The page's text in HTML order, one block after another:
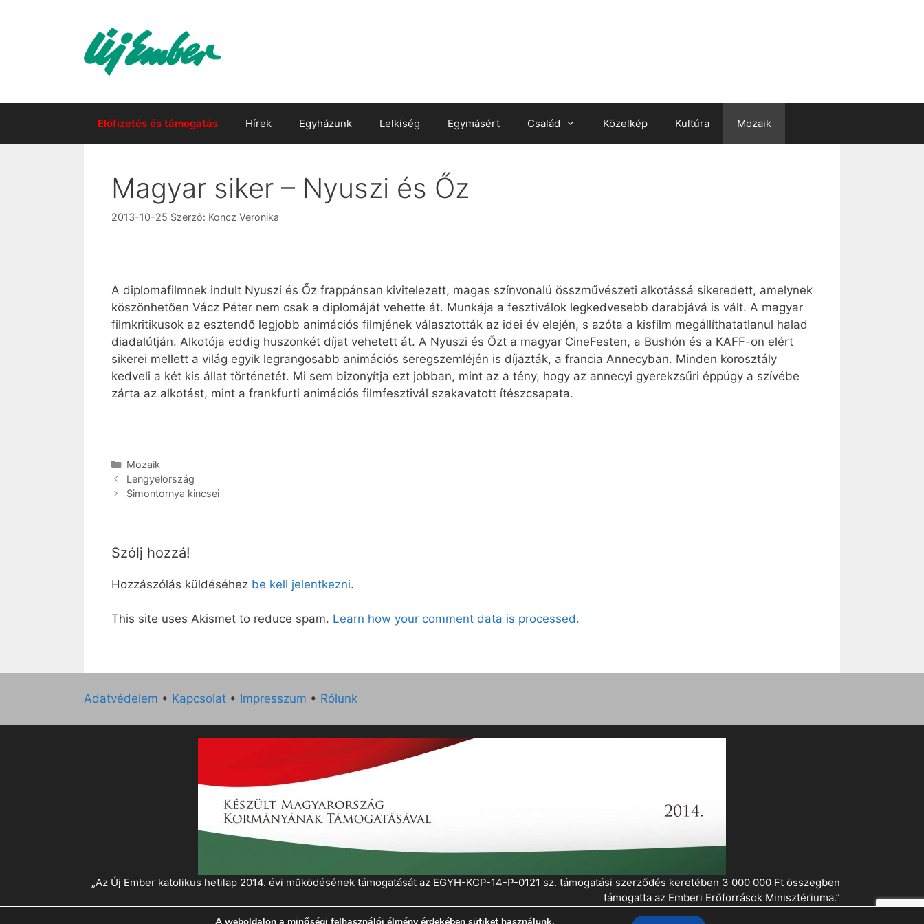
Előfizetés és támogatás Hírek Egyházunk Lelkiség Egymásért Család Közelkép Kultúra Mozaik
Magyar siker – Nyuszi és Őz
2013-10-25 Szerző: Koncz Veronika
A diplomafilmnek indult Nyuszi és Őz frappánsan kivitelezett, magas színvonalú összművészeti alkotássá sikeredett, amelynek
köszönhetően Vácz Péter nem csak a diplomáját vehette át. Munkája a fesztiválok legkedvesebb darabjává is vált. A magyar
filmkritikusok az esztendő legjobb animációs filmjének választották az idei év elején, s azóta a kisfilm megállíthatatlanul halad
diadalútján. Alkotója eddig huszonkét díjat vehetett át. A Nyuszi és Őzt a magyar CineFesten, a Bushón és a KAFF-on elért
sikerei mellett a világ egyik legrangosabb animációs seregszemléjén is díjazták, a francia Annecyban. Minden korosztály
kedveli a két kis állat történetét. Mi sem bizonyítja ezt jobban, mint az a tény, hogy az annecyi gyerekzsűri éppúgy a szívébe
zárta az alkotást, mint a frankfurti animációs filmfesztivál szakavatott ítészcsapata.
Kategória
Mozaik
Lengyelország
Simontornya kincsei
Szólj hozzá!
Hozzászólás küldéséhez be kell jelentkezni.
This site uses Akismet to reduce spam. Learn how your comment data is processed.
Adatvédelem • Kapcsolat • Impresszum • Rólunk
„Az Új Ember katolikus hetilap 2014. évi működésének támogatását az EGYH-KCP-14-P-0121 sz. támogatási szerződés keretében 3 000 000 Ft összegben
támogatta az Emberi Erőforrások Minisztériuma.”